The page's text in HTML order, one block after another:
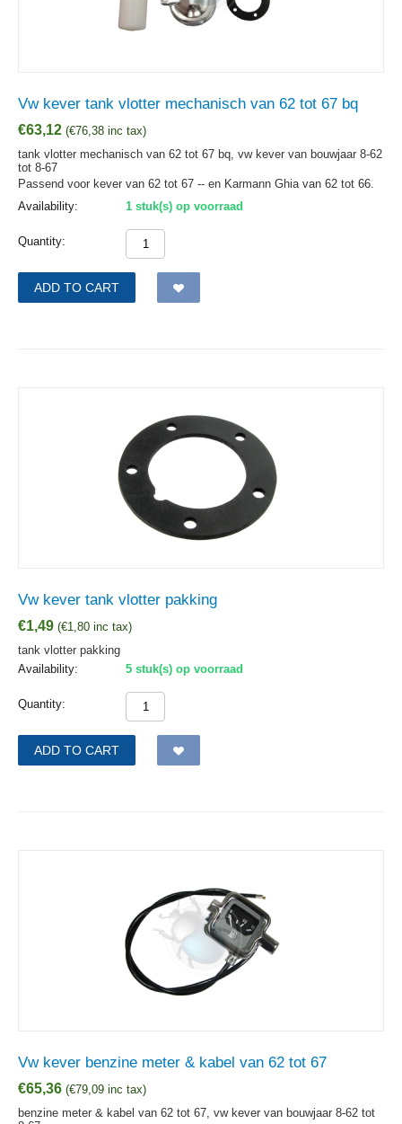
Vw kever tank vlotter mechanisch van 62 tot 67 bq
€63,12 (€76,38 inc tax)
tank vlotter mechanisch van 62 tot 67 bq, vw kever van bouwjaar 8-62
tot 8-67
Passend voor kever van 62 tot 67 -- en Karmann Ghia van 62 tot 66.
Availability:
1 stuk(s) op voorraad
Quantity:
ADD TO CART
Vw kever tank vlotter pakking
€1,49 (€1,80 inc tax)
tank vlotter pakking
Availability:
5 stuk(s) op voorraad
Quantity:
ADD TO CART
Vw kever benzine meter & kabel van 62 tot 67
€65,36 (€79,09 inc tax)
benzine meter & kabel van 62 tot 67, vw kever van bouwjaar 8-62 tot